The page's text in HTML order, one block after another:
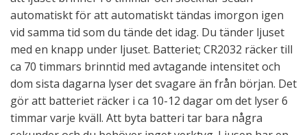
automatiskt för att automatiskt tändas imorgon igen
vid samma tid som du tände det idag. Du tänder ljuset
med en knapp under ljuset. Batteriet; CR2032 räcker till
ca 70 timmars brinntid med avtagande intensitet och
dom sista dagarna lyser det svagare än från början. Det
gör att batteriet räcker i ca 10-12 dagar om det lyser 6
timmar varje kväll. Att byta batteri tar bara några